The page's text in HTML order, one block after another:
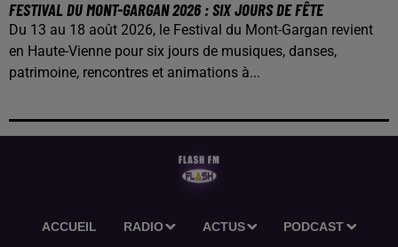
FESTIVAL DU MONT-GARGAN 2026 : SIX JOURS DE FÊTE
Du 13 au 18 août 2026, le Festival du Mont-Gargan revient
en Haute-Vienne pour six jours de musiques, danses,
patrimoine, rencontres et animations à...
ACCUEIL RADIO ACTUS PODCAST